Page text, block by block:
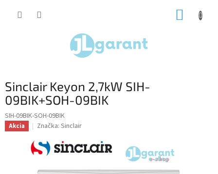
Sinclair Keyon 2,7kW SIH-
09BIK+SOH-09BIK
SIH-09BIK-SOH-09BIK
Akcia Značka: Sinclair